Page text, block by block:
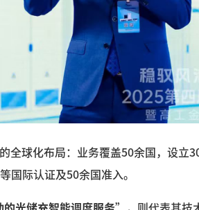
全球化布局：业务覆盖50余国，设立
国际认证及50余国准入。